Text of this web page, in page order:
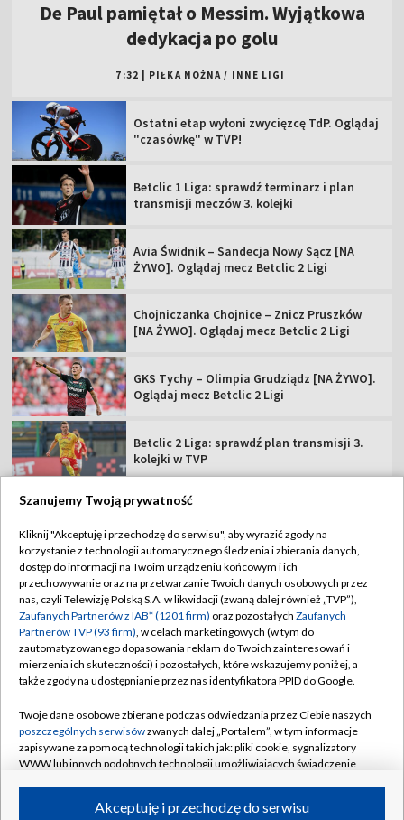
De Paul pamiętał o Messim. Wyjątkowa
dedykacja po golu
7:32 PIŁKA NOŻNA / INNE LIGI
Ostatni etap wyłoni zwycięzcę TdP. Oglądaj
"czasówkę" w TVP!
Betclic 1 Liga: sprawdź terminarz i plan
transmisji meczów 3. kolejki
Avia Świdnik – Sandecja Nowy Sącz [NA
ŻYWO]. Oglądaj mecz Betclic 2 Ligi
Chojniczanka Chojnice – Znicz Pruszków
[NA ŻYWO]. Oglądaj mecz Betclic 2 Ligi
GKS Tychy – Olimpia Grudziądz [NA ŻYWO].
Oglądaj mecz Betclic 2 Ligi
Betclic 2 Liga: sprawdź plan transmisji 3.
kolejki w TVP
TVP
Abonament TVP
Sklep TVP
Biuro Reklamy
Oferta Handlowa
Emisja w TVP
Rada Programowa
Ogłoszenia przetargowe
Akademia Telewizyjna
Regulamin TVP
Polityka prywatności
Moje zgody
Biuro reklamy
Kanały
©2026 Telewizja Polska Spółka Akcyjna w likwidacji
Szanujemy Twoją prywatność
Kliknij "Akceptuję i przechodzę do serwisu", aby wyrazić zgody na
korzystanie z technologii automatycznego śledzenia i zbierania danych,
dostęp do informacji na Twoim urządzeniu końcowym i ich
przechowywanie oraz na przetwarzanie Twoich danych osobowych przez
nas, czyli Telewizję Polską S.A. w likwidacji (zwaną dalej również „TVP”),
Zaufanych Partnerów z IAB* (1201 firm) oraz pozostałych Zaufanych
Partnerów TVP (93 firm), w celach marketingowych (w tym do
zautomatyzowanego dopasowania reklam do Twoich zainteresowań i
mierzenia ich skuteczności) i pozostałych, które wskazujemy poniżej, a
także zgody na udostępnianie przez nas identyfikatora PPID do Google.
Twoje dane osobowe zbierane podczas odwiedzania przez Ciebie naszych
poszczególnych serwisówzwanych dalej „Portalem”, w tym informacje
zapisywane za pomocą technologii takich jak: pliki cookie, sygnalizatory
WWW lub innych podobnych technologii umożliwiających świadczenie
ruchu w Internecie.Akceptuję i przechodzę do serwisu